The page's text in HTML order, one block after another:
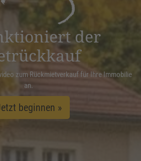
der
zum Rückmietverkauf für Ihre Immobilie
an.
beginnen »